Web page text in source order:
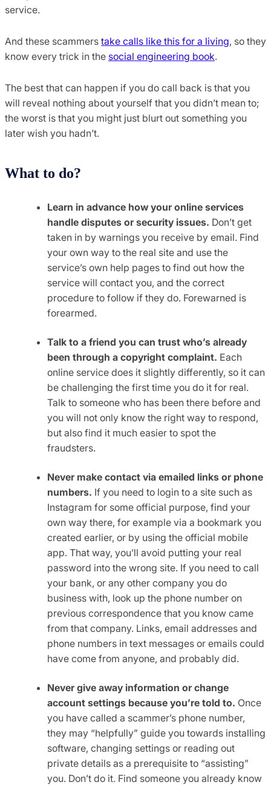
service.
And these scammers take calls like this for a living, so they
know every trick in the social engineering book.
The best that can happen if you do call back is that you
will reveal nothing about yourself that you didn’t mean to;
the worst is that you might just blurt out something you
later wish you hadn’t.
What to do?
Learn in advance how your online services
handle disputes or security issues. Don’t get
taken in by warnings you receive by email. Find
your own way to the real site and use the
service’s own help pages to find out how the
service will contact you, and the correct
procedure to follow if they do. Forewarned is
forearmed.
Talk to a friend you can trust who’s already
been through a copyright complaint. Each
online service does it slightly differently, so it can
be challenging the first time you do it for real.
Talk to someone who has been there before and
you will not only know the right way to respond,
but also find it much easier to spot the
fraudsters.
Never make contact via emailed links or phone
numbers. If you need to login to a site such as
Instagram for some official purpose, find your
own way there, for example via a bookmark you
created earlier, or by using the official mobile
app. That way, you’ll avoid putting your real
password into the wrong site. If you need to call
your bank, or any other company you do
business with, look up the phone number on
previous correspondence that you know came
from that company. Links, email addresses and
phone numbers in text messages or emails could
have come from anyone, and probably did.
Never give away information or change
account settings because you’re told to. Once
you have called a scammer’s phone number,
they may “helpfully” guide you towards installing
software, changing settings or reading out
private details as a prerequisite to “assisting”
you. Don’t do it. Find someone you already know